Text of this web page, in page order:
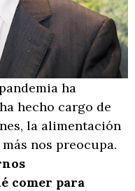
ha
hecho cargo de
la alimentación
nos preocupa.
comer para